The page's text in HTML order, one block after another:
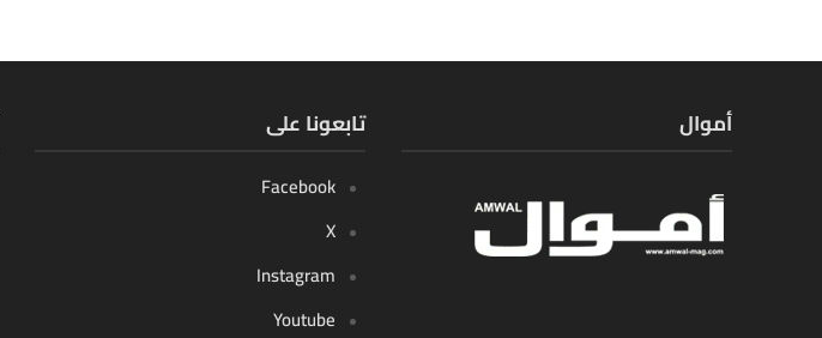
تابعونا على
Facebook
X
Instagram
Youtube
أموال